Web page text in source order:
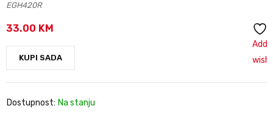
EGH420R
33.00 KM
KUPI SADA
Add
Dostupnost: Na stanju